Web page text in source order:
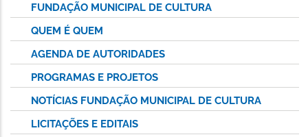
FUNDAÇÃO MUNICIPAL DE CULTURA
QUEM É QUEM
AGENDA DE AUTORIDADES
PROGRAMAS E PROJETOS
NOTÍCIAS FUNDAÇÃO MUNICIPAL DE CULTURA
LICITAÇÕES E EDITAIS